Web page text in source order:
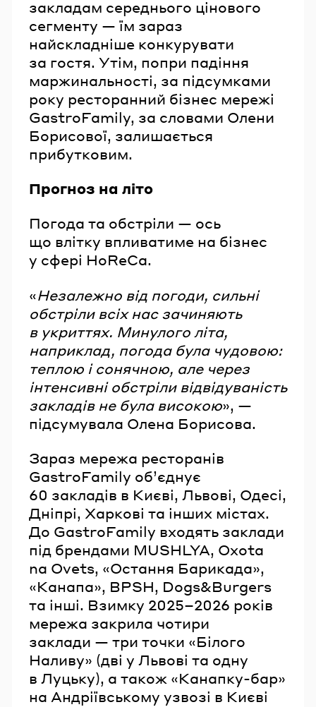
закладам середнього цінового
сегменту — їм зараз
найскладніше конкурувати
за гостя. Утім, попри падіння
маржинальності, за підсумками
року ресторанний бізнес мережі
GastroFamily, за словами Олени
Борисової, залишається
прибутковим.
Прогноз на літо
Погода та обстріли — ось
що влітку впливатиме на бізнес
у сфері HoReCa.
«Незалежно від погоди, сильні
обстріли всіх нас зачиняють
в укриттях. Минулого літа,
наприклад, погода була чудовою:
теплою і сонячною, але через
інтенсивні обстріли відвідуваність
закладів не була високою», —
підсумувала Олена Борисова.
Зараз мережа ресторанів
GastroFamily об’єднує
60 закладів в Києві, Львові, Одесі,
Дніпрі, Харкові та інших містах.
До GastroFamily входять заклади
під брендами MUSHLYA, Oxota
na Ovets, «Остання Барикада»,
«Канапа», BPSH, Dogs&Burgers
та інші. Взимку 2025–2026 років
мережа закрила чотири
заклади — три точки «Білого
Наливу» (дві у Львові та одну
в Луцьку), а також «Канапку-бар»
на Андріївському узвозі в Києві